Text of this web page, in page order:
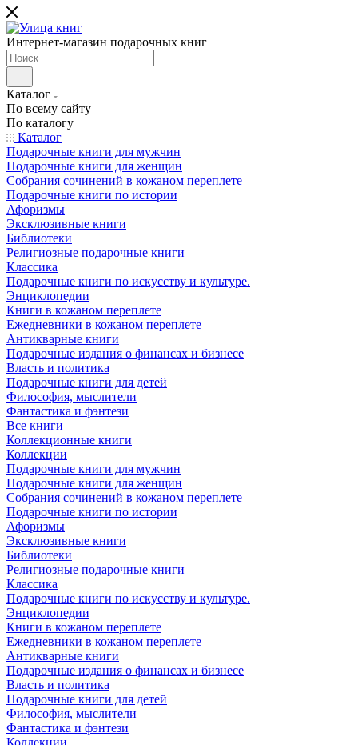
Интернет-магазин подарочных книг
Каталог
По всему сайту
По каталогу
Каталог
Подарочные книги для мужчин
Подарочные книги для женщин
Собрания сочинений в кожаном переплете
Подарочные книги по истории
Афоризмы
Эксклюзивные книги
Библиотеки
Религиозные подарочные книги
Классика
Подарочные книги по искусству и культуре.
Энциклопедии
Книги в кожаном переплете
Ежедневники в кожаном переплете
Антикварные книги
Подарочные издания о финансах и бизнесе
Власть и политика
Подарочные книги для детей
Философия, мыслители
Фантастика и фэнтези
Все книги
Коллекционные книги
Коллекции
Подарочные книги для мужчин
Подарочные книги для женщин
Собрания сочинений в кожаном переплете
Подарочные книги по истории
Афоризмы
Эксклюзивные книги
Библиотеки
Религиозные подарочные книги
Классика
Подарочные книги по искусству и культуре.
Энциклопедии
Книги в кожаном переплете
Ежедневники в кожаном переплете
Антикварные книги
Подарочные издания о финансах и бизнесе
Власть и политика
Подарочные книги для детей
Философия, мыслители
Фантастика и фэнтези
Коллекции